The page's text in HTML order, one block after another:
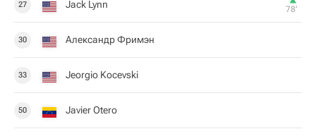
27 Jack Lynn 78‎’‎
30 Александр Фримэн
33 Jeorgio Kocevski
50 Javier Otero